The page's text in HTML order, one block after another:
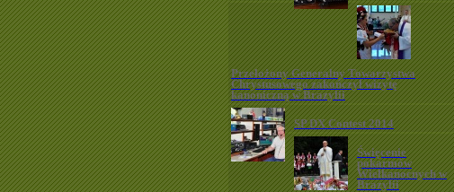
Przełożony Generalny Towarzystwa
Chrystusowego zakończył wizytę
kanoniczną w Brazylii
SP DX Contest 2014
Święcenie
pokarmów
Wielkanocnych w
Brazylii